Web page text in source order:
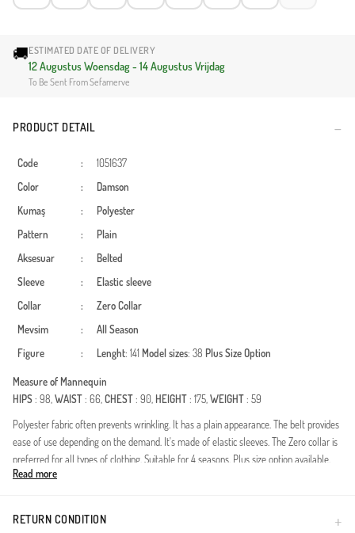
🚚ESTIMATED DATE OF DELIVERY
12 Augustus Woensdag - 14 Augustus Vrijdag
To Be Sent From Sefamerve
PRODUCT DETAIL
Code :
1051637
Color
:
Damson
Kumaş
:
Polyester
Pattern
:
Plain
Aksesuar
:
Belted
Sleeve
:
Elastic sleeve
Collar
:
Zero Collar
Mevsim
:
All Season
Figure
: Lenght: 141 Model sizes: 38 Plus Size Option
Measure of Mannequin
HIPS: 98,WAIST: 66,CHEST: 90, HEIGHT: 175,WEIGHT: 59
Polyester fabric often prevents wrinkling. It has a plain appearance. The belt provides
ease of use depending on the demand. It's made of elastic sleeves. The Zero collar is
preferred for all types of clothing. Suitable for 4 seasons. Plus size option available.
Deze speciaal ontworpen jurk combineert elegantie met een modern design en is
van bescheiden mode. Dankzij de duurzaamheid en soepele valling van de polyester
stof, biedt het een elegantie die de hele dag zijn vorm behoudt. Het geplooide detail in
Read more
RETURN CONDITION